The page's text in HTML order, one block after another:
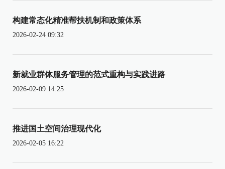
构建常态化精准帮扶机制和政策体系
2026-02-24 09:32
新就业群体服务管理的范式重构与实践进路
2026-02-09 14:25
推进国土空间治理现代化
2026-02-05 16:22